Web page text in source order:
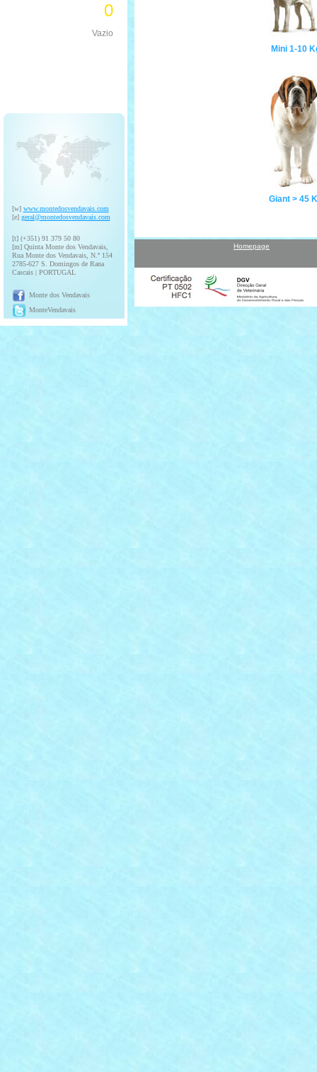
Mini 1-10
Giant > 45
Homepage
0
Vazio
[w] www.montedosvendavais.com
[e] geral@montedosvendavais.com
[t] (+351) 91 379 50 80
[m] Quinta Monte dos Vendavais,
Rua Monte dos Vendavais, N.º 154
2785-627 S. Domingos de Rana
Cascais | PORTUGAL
Monte dos Vendavais
MonteVendavais